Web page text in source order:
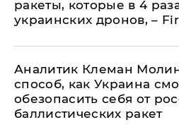
ракеты, которые в 4
украинских дронов, –
Аналитик Клеман
способ, как Украина
обезопасить себя от
баллистических ракет